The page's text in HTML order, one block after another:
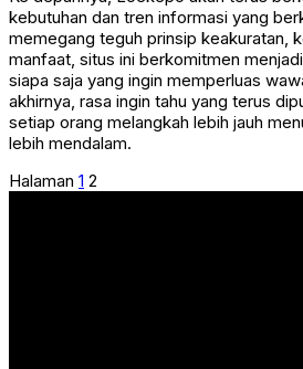
kebutuhan dan tren informasi yang
memegang teguh prinsip keakuratan,
manfaat, situs ini berkomitmen
siapa saja yang ingin memperluas
akhirnya, rasa ingin tahu yang terus
setiap orang melangkah lebih jauh
lebih mendalam.
Halaman 1 2